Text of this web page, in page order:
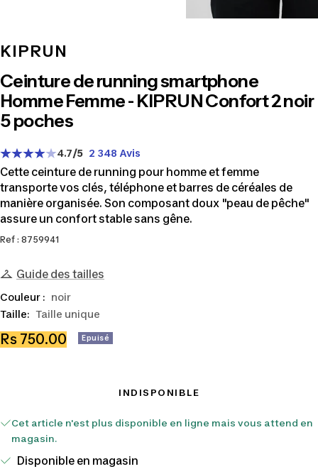
KIPRUN
Ceinture de running smartphone
Homme Femme - KIPRUN Confort 2 noir
5 poches
4.7/5 2 348 Avis
Cette ceinture de running pour homme et femme
transporte vos clés, téléphone et barres de céréales de
manière organisée. Son composant doux "peau de pêche"
assure un confort stable sans gêne.
Ref : 8759941
Guide des tailles
Taille: Taille unique
Couleur : noir
Prix
Rs 750.00 Epuisé
INDISPONIBLE
Cet article n'est plus disponible en ligne mais vous attend en
magasin.
Disponible en magasin